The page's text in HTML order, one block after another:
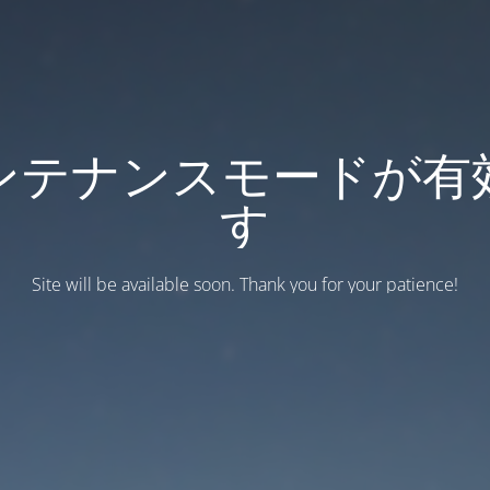
テナンスモードが有
す
Site will be available soon. Thank you for your patience!